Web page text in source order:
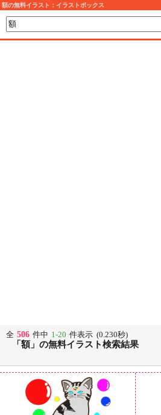
額の無料イラスト：イラストボックス
全 506 件中 1-20 件表示 (0.230秒)
「額」の無料イラスト検索結果